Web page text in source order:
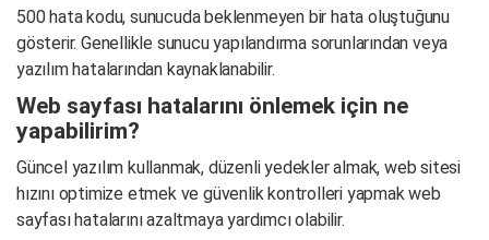
500 hata kodu, sunucuda beklenmeyen bir hata oluştuğunu
gösterir. Genellikle sunucu yapılandırma sorunlarından veya
yazılım hatalarından kaynaklanabilir.
Web sayfası hatalarını önlemek için ne
yapabilirim?
Güncel yazılım kullanmak, düzenli yedekler almak, web sitesi
hızını optimize etmek ve güvenlik kontrolleri yapmak web
sayfası hatalarını azaltmaya yardımcı olabilir.